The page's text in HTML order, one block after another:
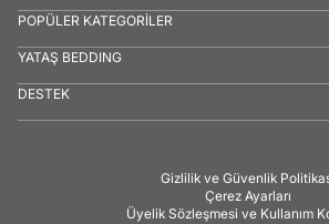
POPÜLER KATEGORİLER
YATAŞ BEDDING
DESTEK
Gizlilik ve Güvenlik
Çerez Ayarları
Üyelik Sözleşmesi ve Kullanım